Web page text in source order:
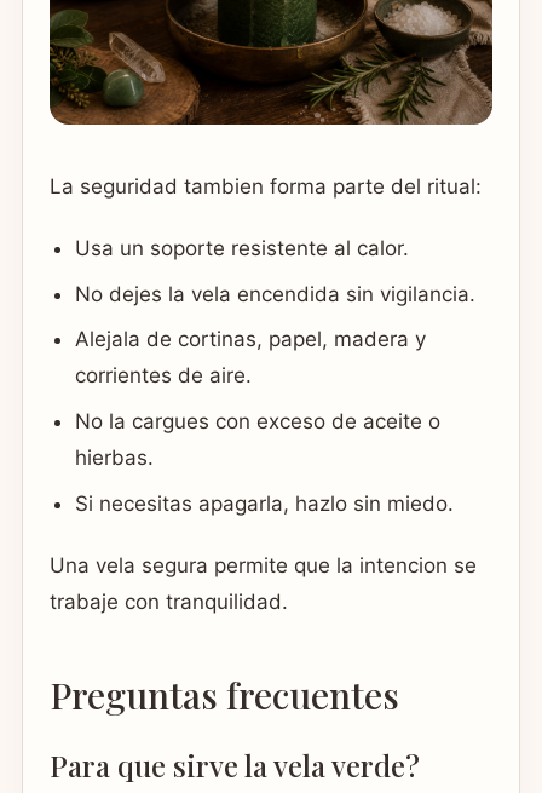
La seguridad tambien forma parte del ritual:
Usa un soporte resistente al calor.
No dejes la vela encendida sin vigilancia.
Alejala de cortinas, papel, madera y
corrientes de aire.
No la cargues con exceso de aceite o
hierbas.
Si necesitas apagarla, hazlo sin miedo.
Una vela segura permite que la intencion se
trabaje con tranquilidad.
Preguntas frecuentes
Para que sirve la vela verde?